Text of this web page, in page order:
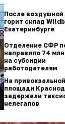
После воздушной
горит склад
Екатеринбурге
Отделение СФР
направило 74
на субсидии
работодателям
На привокзальной
площади
задержали
нелегалов